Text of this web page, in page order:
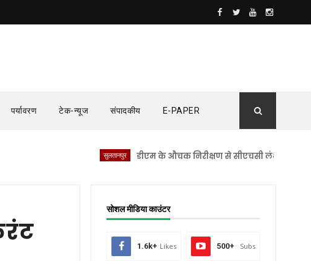
पर्यावरण टेक-न्यूज संपादकीय E-PAPER
डीएम के औचक निरीक्षण से सीएचसी लंभुआ में मचा हड़कंप
सोशल मीडिया काउंटर
1.6k+ Likes 500+ Subs